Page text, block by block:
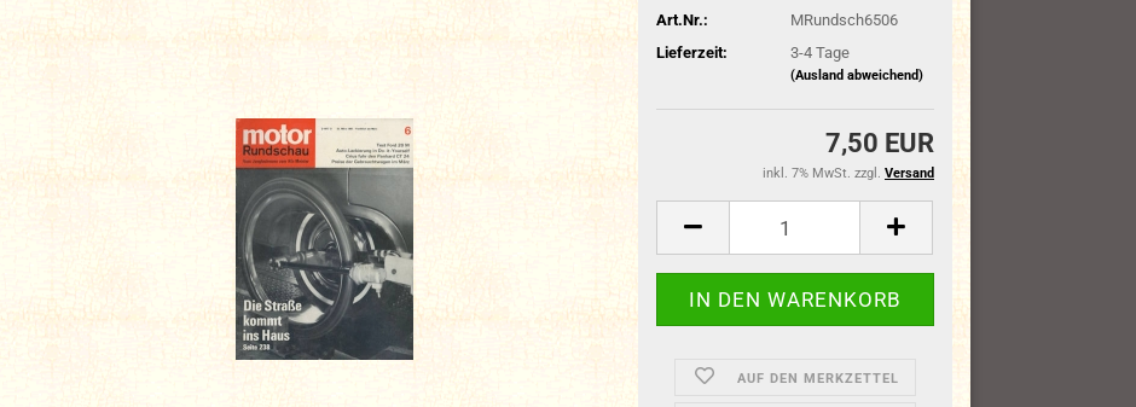
Art.Nr.:
MRundsch6506
Lieferzeit:
3-4 Tage
(Ausland abweichend)
7,50 EUR
inkl. 7% MwSt. zzgl. Versand
AUF DEN MERKZETTEL